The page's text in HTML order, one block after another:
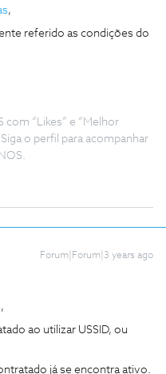
,
referido as condições do
“Likes” e “Melhor
o perfil para acompanhar
Forum|Forum|3 years ago
,
ao utilizar USSID, ou
já se encontra ativo.